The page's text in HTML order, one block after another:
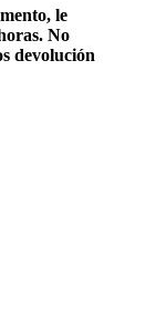
le
No
devolución